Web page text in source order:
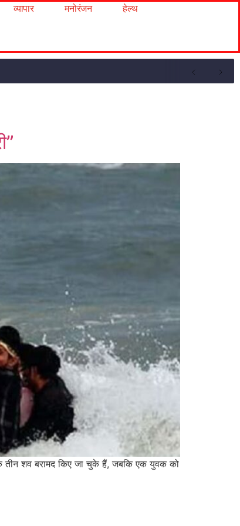
व्यापार मनोरंजन
हेल्थ
तीन शव बरामद किए जा चुके हैं, जबकि एक युवक को